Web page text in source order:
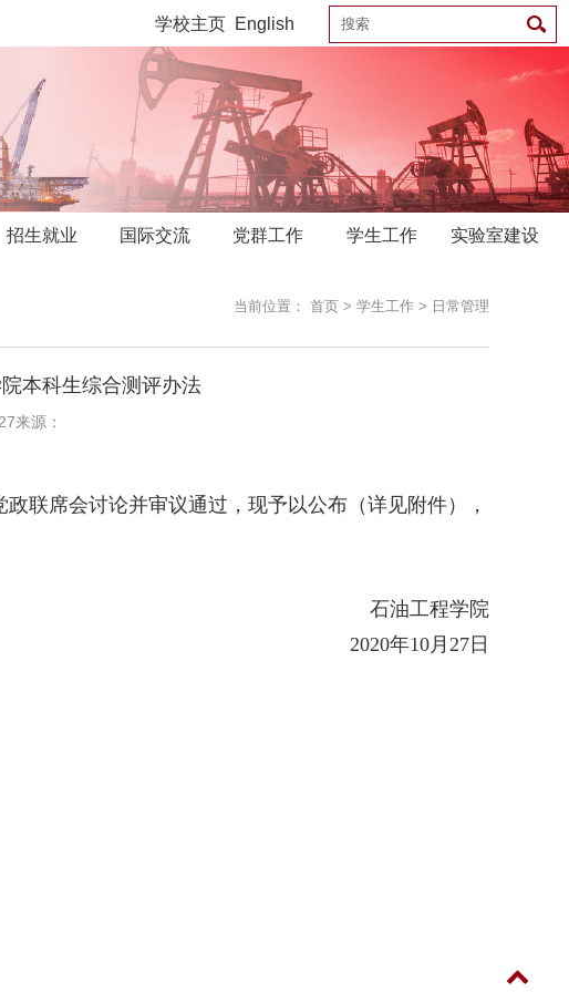
学校主页 English
招生就业 国际交流 党群工作 学生工作 实验室建设
当前位置： 首页 > 学生工作 > 日常管理
本科生综合测评办法
来源：
联席会讨论并审议通过，现予以公布（详见附件），
石油工程学院
2020年10月27日